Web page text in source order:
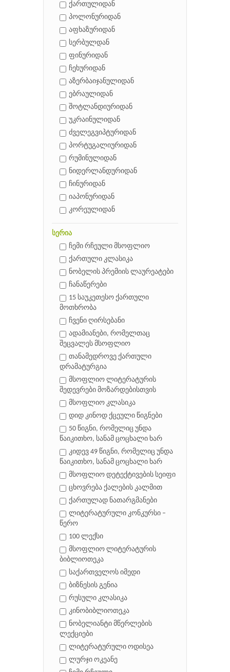
ქართულიდან
პოლონურიდან
აფხაზურიდან
სერბულდან
ფინურიდან
ჩეხურიდან
აზერბაიჯანულიდან
ებრაულიდან
შოტლანდიურიდან
უკრაინულიდან
ძველეგვიპტურიდან
პორტუგალიურიდან
რუმინულიდან
ნიდერლანდურიდან
ჩინურიდან
იაპონურიდან
კორეულიდან
სერია
ჩემი რჩეული მსოფლიო
ქართული კლასიკა
ნობელის პრემიის ლაურეატები
ჩანაწერები
15 საუკეთესო ქართული
მოთხრობა
ჩვენი ღირსებანი
ადამიანები, რომელთაც
შეცვალეს მსოფლიო
თანამედროვე ქართული
დრამატურგია
მსოფლიო ლიტერატურის
შედევრები მოზარდებისთვის
მსოფლიო კლასიკა
დიდ კინოდ ქცეული წიგნები
50 წიგნი, რომელიც უნდა
წაიკითხო, სანამ ცოცხალი ხარ
კიდევ 49 წიგნი, რომელიც უნდა
წაიკითხო, სანამ ცოცხალი ხარ
მსოფლიო დეტექტივების სეიფი
ცხოვრება ქალების კალმით
ქართულად ნათარგმანები
ლიტერატურული კონკურსი –
წერო
100 ლექსი
მსოფლიო ლიტერატურის
ბიბლიოთეკა
საქართველოს იმედი
ბიზნესის გენია
რუსული კლასიკა
კინობიბლიოთეკა
ნობელიანტი მწერლების
ლექციები
ლიტერატურული ოდისეა
ლურჯი ოკეანე